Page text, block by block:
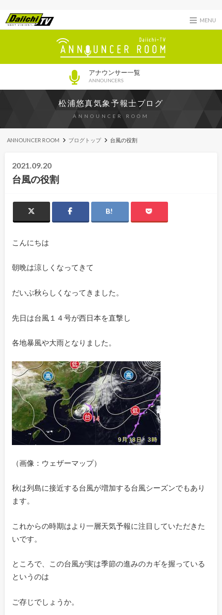
MENU
アナウンサー一覧
ANNOUNCERS
松浦悠真気象予報士ブログ
ANNOUNCER ROOM
ANNOUNCER ROOM ブログトップ 台風の役割
2021.09.20
台風の役割
こんにちは
朝晩は涼しくなってきて
だいぶ秋らしくなってきました。
先日は台風１４号が西日本を直撃し
各地暴風や大雨となりました。
（画像：ウェザーマップ）
秋は列島に接近する台風が増加する台風シーズンでもあり
ます。
これからの時期はより一層天気予報に注目していただきた
いです。
ところで、この台風が実は季節の進みのカギを握っている
というのは
ご存じでしょうか。